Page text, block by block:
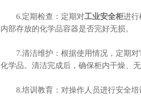
6.定期检查：定期对工业安全柜进行
内部存放的化学品容器是否完好无损。
7.清洁维护：根据使用情况，定期对
化学品。清洁完成后，确保柜内干燥、无
8.培训教育：对操作人员进行安全培